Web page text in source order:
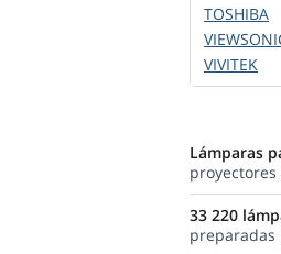
TOSHIBA
VIVITEK
Lámparas
proyectores
33 220
preparadas